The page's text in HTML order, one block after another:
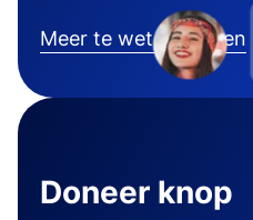
Meer te weten komen
Doneer knop